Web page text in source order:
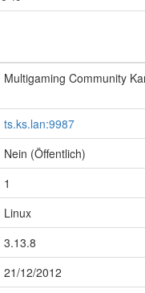
Multigaming Community
ts.ks.lan:9987
Nein (Öffentlich)
1
Linux
3.13.8
21/12/2012